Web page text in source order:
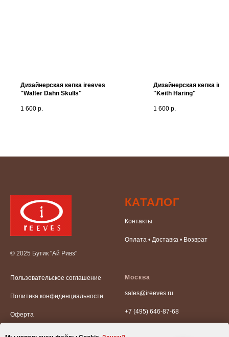
Дизайнерская кепка ireeves
"Walter Dahn Skulls"
1 600 р.
Дизайнерская кепка
"Keith Haring"
1 600 р.
© 2025 Бутик "Ай Ривз"
КАТАЛОГ
Контакты
Оплата • Доставка • Возврат
Пользовательское соглашение
Политика конфиденциальности
Оферта
Москва
sales@ireeves.ru
+7 (495) 646-87-68